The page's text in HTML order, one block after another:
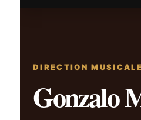
DIRECTION MUSICALE
Gonzalo